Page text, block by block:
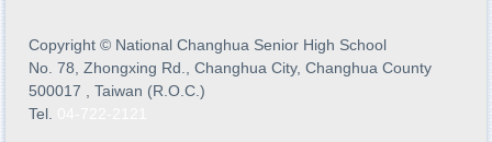
Copyright © National Changhua Senior High School
No. 78, Zhongxing Rd., Changhua City, Changhua County
500017 , Taiwan (R.O.C.)
Tel.